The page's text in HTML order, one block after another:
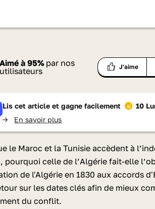
Aimé à95% par nos
utilisateurs
J'aime
Lis cet article et gagne facilement 10
-> En savoir plus
le Maroc et la Tunisie accèdent à
pourquoi celle de l’Algérie fait-elle
de l'Algérie en 1830 aux accords
sur les dates clés afin de mieux
du conflit.